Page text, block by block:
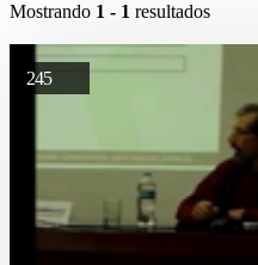
Mostrando 1 - 1 resultados
245